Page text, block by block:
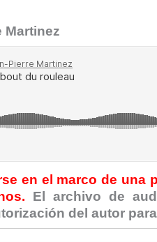
Martinez
en el marco de una
El archivo de
del autor